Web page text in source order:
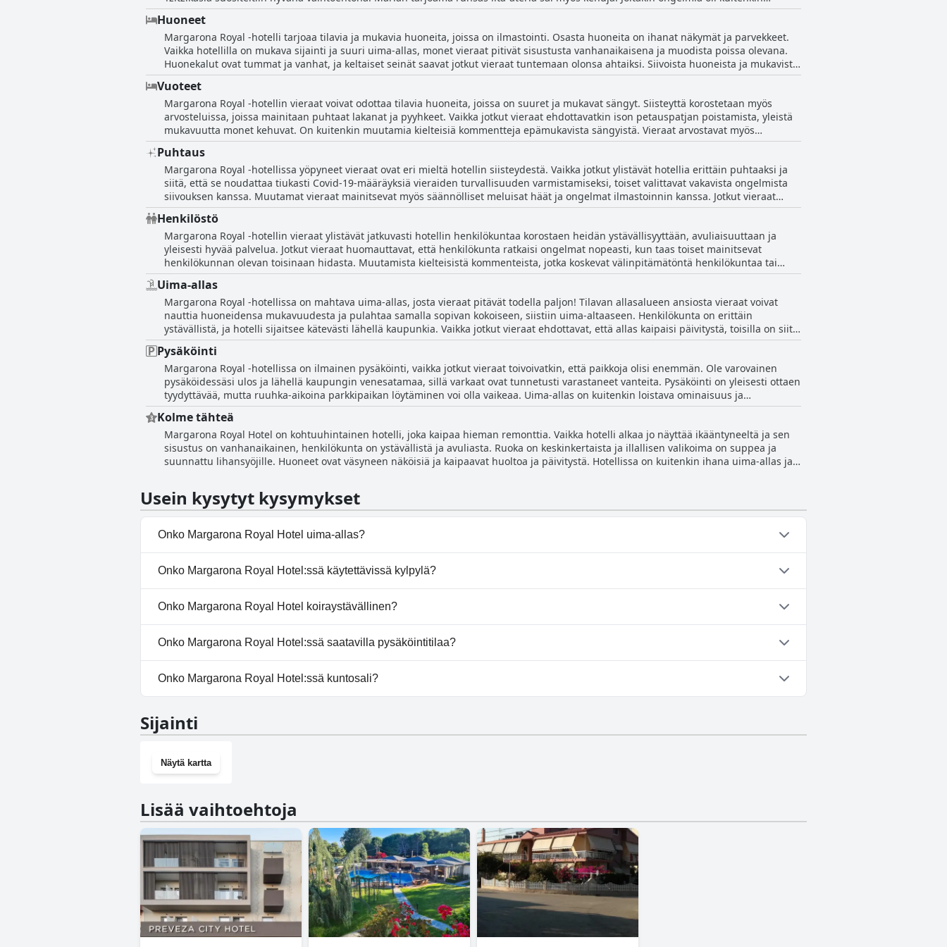
ravintolan ollessa suljettuna tai ruokavaihtoehtojen ollessa rajallisia, ja jotkut vieraat huomauttivat, että luvattua iltabuffettia ei ollut.
Onneksi lähellä oli muita ruokailumahdollisuuksia, kuten pieni taverna naapurissa, joka tarjoaa herkullista paikallista ruokaa. Kaiken
kaikkiaan, vaikka ravintolan henkilökunta oli ystävällistä, baarissa oli jonkin verran valituksia melusta ja odotusajoista.
Huoneet
Margarona Royal -hotelli tarjoaa tilavia ja mukavia huoneita, joissa on ilmastointi. Osasta huoneita on ihanat näkymät ja parvekkeet.
Vaikka hotellilla on mukava sijainti ja suuri uima-allas, monet vieraat pitivät sisustusta vanhanaikaisena ja muodista poissa olevana.
Huonekalut ovat tummat ja vanhat, ja keltaiset seinät saavat jotkut vieraat tuntemaan olonsa ahtaiksi. Siivoista huoneista ja mukavista
sängyistä huolimatta jotkut vieraat huomauttivat vakavista ongelmista siivouksessa, kuten pölyisistä lattioista ja hygieniaongelmista.
Hotelli alkaa olla vanha, ja huoneet kaipaavat huoltoa ja kunnostusta. Jotkut vieraat kohtasivat myös palveluongelmia ja epäsiistejä
kylpyhuoneita. Henkilökunta on kuitenkin ystävällistä ja kohteliasta, ja pysäköinti on kätevää. Kaiken kaikkiaan, vaikka se ei ehkä
olekaan modernein hotelli, Margarona Royal -hotelli voi silti tarjota mukavan oleskelun tilavilla ja siisteillä huoneillaan.
Vuoteet
Margarona Royal -hotellin vieraat voivat odottaa tilavia huoneita, joissa on suuret ja mukavat sängyt. Siisteyttä korostetaan myös
arvosteluissa, joissa mainitaan puhtaat lakanat ja pyyhkeet. Vaikka jotkut vieraat ehdottavatkin ison petauspatjan poistamista, yleistä
mukavuutta monet kehuvat. On kuitenkin muutamia kielteisiä kommentteja epämukavista sängyistä. Vieraat arvostavat myös
huoneiden kokoa ja siistejä kylpyhuoneita. Hotellin vuodevaatteet on kuvattu pehmeiksi ja pyyhkeet erittäin ylellisiksi.
Puhtaus
Margarona Royal -hotellissa yöpyneet vieraat ovat eri mieltä hotellin siisteydestä. Vaikka jotkut ylistävät hotellia erittäin puhtaaksi ja
siitä, että se noudattaa tiukasti Covid-19-määräyksiä vieraiden turvallisuuden varmistamiseksi, toiset valittavat vakavista ongelmista
siivouksen kanssa. Muutamat vieraat mainitsevat myös säännölliset meluisat häät ja ongelmat ilmastoinnin kanssa. Jotkut vieraat
huomauttavat likaisista parvekkeista, yleisistä tiloista ja kylpyhuoneista sekä ongelmista huonepalvelun kanssa. Monet vieraat
kuitenkin ylistävät hotellia sen tilavista ja puhtaista huoneista, mukavista sängyistä ja ystävällisestä henkilökunnasta. Vaihtelevista
mielipiteistä huolimatta on selvää, että hotellilla on parantamisen varaa siivouksen ja huomioinnin suhteen.
Henkilöstö
Margarona Royal -hotellin vieraat ylistävät jatkuvasti hotellin henkilökuntaa korostaen heidän ystävällisyyttään, avuliaisuuttaan ja
yleisesti hyvää palvelua. Jotkut vieraat huomauttavat, että henkilökunta ratkaisi ongelmat nopeasti, kun taas toiset mainitsevat
henkilökunnan olevan toisinaan hidasta. Muutamista kielteisistä kommenteista, jotka koskevat välinpitämätöntä henkilökuntaa tai
harvinaista epäystävällistä vastaanottovirkailijaa, huolimatta vieraat pitävät henkilökuntaa yleisesti ottaen kohteliaana,
huomaavaisena ja vieraanvaraisena. Monet vieraat huomauttavat, että henkilökunta noudatti erityisen huolellisesti COVID-19-
turvallisuusprotokollia. Vieraat arvostavat myös tilavia tiloja ja ihanaa allasaluetta, johon kuuluu suuri terassi. Vaikka hotelli sijaitsee
hieman kaupungin ulkopuolella, monet vieraat huomauttavat, että hotelli tarjoaa erinomaisen sijainnin niille, jotka etsivät rauhallista
lomaa. Kaiken kaikkiaan hotellin avulias ja ystävällinen henkilökunta on Margarona Royal -hotellin vieraiden kohokohta.
Uima-allas
Margarona Royal -hotellissa on mahtava uima-allas, josta vieraat pitävät todella paljon! Tilavan allasalueen ansiosta vieraat voivat
nauttia huoneidensa mukavuudesta ja pulahtaa samalla sopivan kokoiseen, siistiin uima-altaaseen. Henkilökunta on erittäin
ystävällistä, ja hotelli sijaitsee kätevästi lähellä kaupunkia. Vaikka jotkut vieraat ehdottavat, että allas kaipaisi päivitystä, toisilla on siitä
vain positiivista sanottavaa. Lisäksi altaalla on runsaasti aurinkotuoleja ja istumapaikkoja. Ruoka allasbaarissa voi olla hieman kallista,
mutta aamiainen on kuulemma herkullinen. Kaiken kaikkiaan uima-allas on olennainen osa rentouttavaa lomaa tässä ihanassa
hotellissa.
Pysäköinti
Margarona Royal -hotellissa on ilmainen pysäköinti, vaikka jotkut vieraat toivoivatkin, että paikkoja olisi enemmän. Ole varovainen
pysäköidessäsi ulos ja lähellä kaupungin venesatamaa, sillä varkaat ovat tunnetusti varastaneet vanteita. Pysäköinti on yleisesti ottaen
tyydyttävää, mutta ruuhka-aikoina parkkipaikan löytäminen voi olla vaikeaa. Uima-allas on kuitenkin loistava ominaisuus ja
henkilökunta on ystävällistä ja avuliasta.
Kolme tähteä
Margarona Royal Hotel on kohtuuhintainen hotelli, joka kaipaa hieman remonttia. Vaikka hotelli alkaa jo näyttää ikääntyneeltä ja sen
sisustus on vanhanaikainen, henkilökunta on ystävällistä ja avuliasta. Ruoka on keskinkertaista ja illallisen valikoima on suppea ja
suunnattu lihansyöjille. Huoneet ovat väsyneen näköisiä ja kaipaavat huoltoa ja päivitystä. Hotellissa on kuitenkin ihana uima-allas ja
Usein kysytyt kysymykset
Onko Margarona Royal Hotel uima-allas?
Kyllä, Margarona Royal Hotel:ssä on uima-allas/altaita, jotka kuuluvat yhteen tai useampaan seuraavista luokista:
Ulkouima-allas.
Onko Margarona Royal Hotel:ssä käytettävissä kylpylä?
Ei, Margarona Royal Hotel ei tarjoa kylpylää.
Onko Margarona Royal Hotel koiraystävällinen?
Ei, Margarona Royal Hotel ei salli koiria.
Onko Margarona Royal Hotel:ssä saatavilla pysäköintitilaa?
Kyllä, Margarona Royal Hotel tarjoaa pysäköintimahdollisuuden.
Onko Margarona Royal Hotel:ssä kuntosali?
Sijainti
Näytä kartta
Lisää vaihtoehtoja